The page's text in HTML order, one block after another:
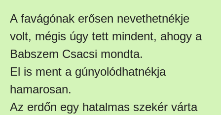
A favágónak erősen nevethetnékje
volt, mégis úgy tett mindent, ahogy a
Babszem Csacsi mondta.
El is ment a gúnyolódhatnékja
hamarosan.
Az erdőn egy hatalmas szekér várta